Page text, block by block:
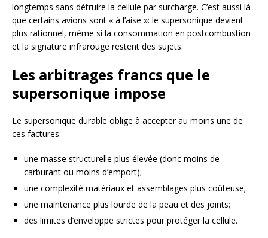
longtemps sans détruire la cellule par surcharge. C’est aussi là
que certains avions sont « à l’aise »: le supersonique devient
plus rationnel, même si la consommation en postcombustion
et la signature infrarouge restent des sujets.
Les arbitrages francs que le
supersonique impose
Le supersonique durable oblige à accepter au moins une de
ces factures:
une masse structurelle plus élevée (donc moins de
carburant ou moins d’emport);
une complexité matériaux et assemblages plus coûteuse;
une maintenance plus lourde de la peau et des joints;
des limites d’enveloppe strictes pour protéger la cellule.